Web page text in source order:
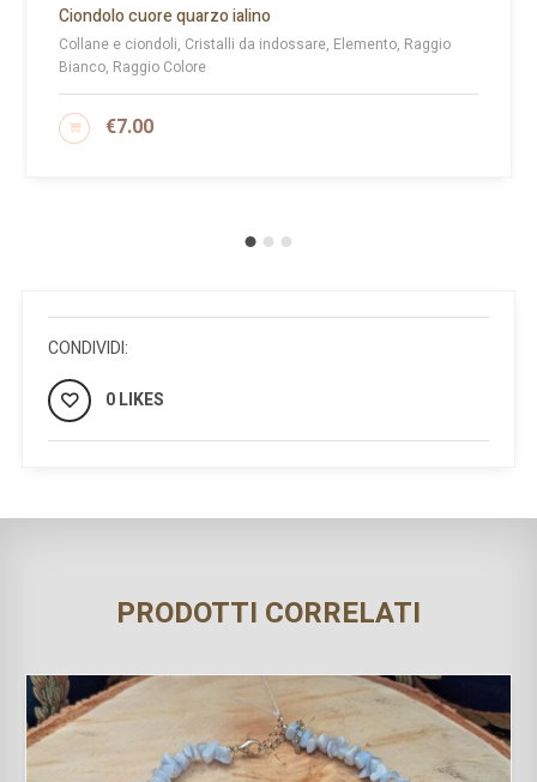
Ciondolo cuore quarzo ialino
Collane e ciondoli, Cristalli da indossare, Elemento, Raggio
Bianco, Raggio Colore
€7.00
AGGIUNGI AL CARRELLO
CONDIVIDI:
0 LIKES
PRODOTTI CORRELATI